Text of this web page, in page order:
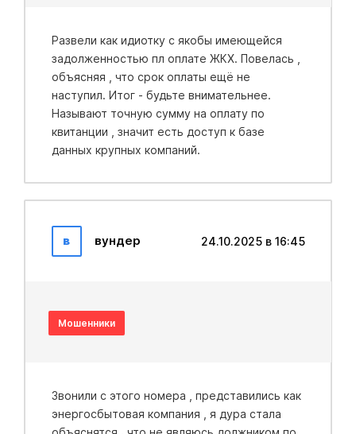
Развели как идиотку с якобы имеющейся
задолженностью пл оплате ЖКХ. Повелась ,
объясняя , что срок оплаты ещё не
наступил. Итог - будьте внимательнее.
Называют точную сумму на оплату по
квитанции , значит есть доступ к базе
данных крупных компаний.
в вундер 24.10.2025 в 16:45
Мошенники
Звонили с этого номера , представились как
энергосбытовая компания , я дура стала